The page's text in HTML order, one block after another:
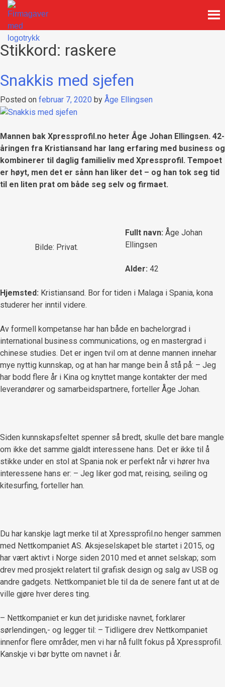
Skip
content
Firmagaver med logotrykk
Xpress Profil
Stikkord: raskere
Snakkis med sjefen
Posted on februar 7, 2020 by Åge Ellingsen
Mannen bak Xpressprofil.no heter Åge Johan Ellingsen. 42-
åringen fra Kristiansand har lang erfaring med business og
kombinerer til daglig familieliv med Xpressprofil. Tempoet
er høyt, men det er sånn han liker det – og han tok seg tid
til en liten prat om både seg selv og firmaet.
Bilde: Privat.
Fullt navn: Åge Johan
Ellingsen
Alder: 42
Hjemsted: Kristiansand. Bor for tiden i Malaga i Spania, kona
studerer her inntil videre.
Av formell kompetanse har han både en bachelorgrad i
international business communications, og en mastergrad i
chinese studies. Det er ingen tvil om at denne mannen innehar
mye nyttig kunnskap, og at han har mange bein å stå på: – Jeg
har bodd flere år i Kina og knyttet mange kontakter der med
leverandører og samarbeidspartnere, forteller Åge Johan.
Siden kunnskapsfeltet spenner så bredt, skulle det bare mangle
om ikke det samme gjaldt interessene hans. Det er ikke til å
stikke under en stol at Spania nok er perfekt når vi hører hva
interessene hans er: – Jeg liker god mat, reising, seiling og
kitesurfing, forteller han.
Du har kanskje lagt merke til at Xpressprofil.no henger sammen
med Nettkompaniet AS. Aksjeselskapet ble startet i 2015, og
har vært aktivt i Norge siden 2010 med et annet selskap; som
drev med prosjekt relatert til grafisk design og salg av USB og
andre gadgets. Nettkompaniet ble til da de senere fant ut at de
ville gjøre hver deres ting.
– Nettkompaniet er kun det juridiske navnet, forklarer
sørlendingen,- og legger til: – Tidligere drev Nettkompaniet
innenfor flere områder, men vi har nå fullt fokus på Xpressprofil.
Kanskje vi bør bytte om navnet i år.